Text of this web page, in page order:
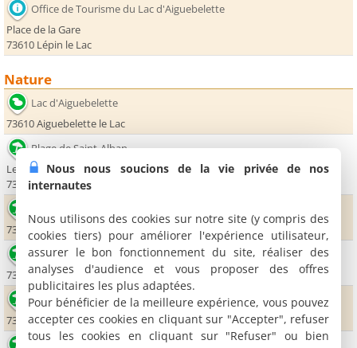
Office de Tourisme du Lac d'Aiguebelette
Place de la Gare
73610 Lépin le Lac
Nature
Lac d'Aiguebelette
73610 Aiguebelette le Lac
Plage de Saint-Alban
Le Gojat
73610 Saint-Alban de Montbel
73470 Novalaise
Plage de Bon-Vent
73470 Novalaise
Plage municipale d'Aiguebelette le Lac
73610 Aiguebelette le Lac
Plage municipale de Lépin le Lac
Nous nous soucions de la vie privée de nos
internautes
Nous utilisons des cookies sur notre site (y compris des
cookies tiers) pour améliorer l'expérience utilisateur,
assurer le bon fonctionnement du site, réaliser des
analyses d'audience et vous proposer des offres
publicitaires les plus adaptées.
Pour bénéficier de la meilleure expérience, vous pouvez
accepter ces cookies en cliquant sur "Accepter", refuser
tous les cookies en cliquant sur "Refuser" ou bien